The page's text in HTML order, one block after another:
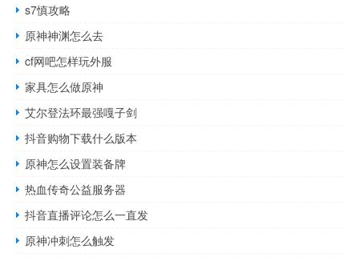
s7慎攻略
原神神渊怎么去
cf网吧怎样玩外服
家具怎么做原神
艾尔登法环最强嘎子剑
抖音购物下载什么版本
原神怎么设置装备牌
热血传奇公益服务器
抖音直播评论怎么一直发
原神冲刺怎么触发